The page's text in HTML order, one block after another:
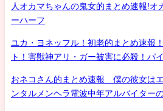
人オカマちゃんの鬼女的まとめ速報!オ
ーハーフ
ユカ・ヨネッフル！初老的まとめ速報
ト！害獣神アリ・ガー被害に必殺！パ
おネコさん的まとめ速報 僕の彼女は
ンタルメンヘラ電波中年アルバイター